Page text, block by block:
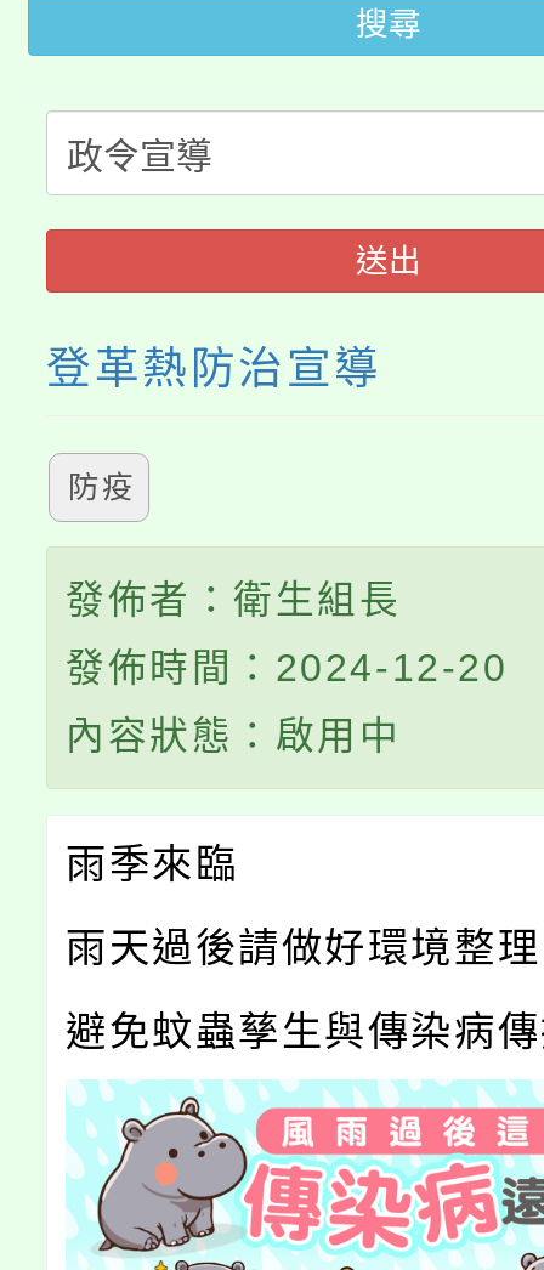
桃園市115學年度學生
生本土語及新住民語歌
代理(課)教師甄選結果(
公告本校115學年度第
代理(課)教師甄選結果(
《TA101》溝通分析基
程，歡迎學生輔導中心
系所師生報名參加。
搜尋
送出
登革熱防治宣導
防疫
發佈者：衛生組長
發佈時間：2024-12-20
內容狀態：啟用中
雨季來臨
雨天過後請做好環境整理
避免蚊蟲孳生與傳染病